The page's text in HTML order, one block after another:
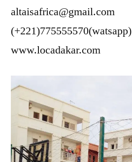
altaisafrica@gmail.com
(+221)775555570(watsapp)
www.locadakar.com